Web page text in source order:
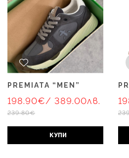
PREMIATA “MEN”
198.90€/ 389.00лв.
239.80€
КУПИ